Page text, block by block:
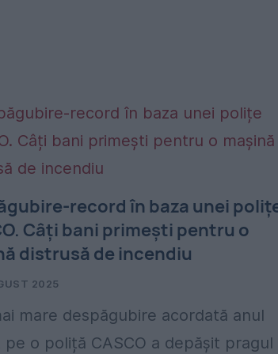
record în baza unei
Câți bani primești pentru o
distrusă de incendiu
2025
mare despăgubire acordată anul
o poliță CASCO a depășit pragul